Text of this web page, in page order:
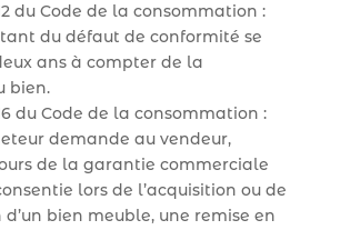
du Code de la consommation :
du défaut de conformité se
ans à compter de la
bien.
du Code de la consommation :
demande au vendeur,
de la garantie commerciale
lors de l’acquisition ou de
bien meuble, une remise en